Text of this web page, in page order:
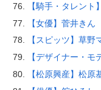
【騎手・タレント
【女優】菅井きん
【スピッツ】草野
【デザイナー・
【松原興産】松原